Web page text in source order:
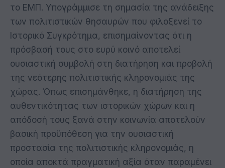
το ΕΜΠ. Υπογράμμισε τη σημασία της ανάδειξης
των πολιτιστικών θησαυρών που φιλοξενεί το
Ιστορικό Συγκρότημα, επισημαίνοντας ότι η
πρόσβασή τους στο ευρύ κοινό αποτελεί
ουσιαστική συμβολή στη διατήρηση και προβολή
της νεότερης πολιτιστικής κληρονομιάς της
χώρας. Όπως επισημάνθηκε, η διατήρηση της
αυθεντικότητας των ιστορικών χώρων και η
απόδοσή τους ξανά στην κοινωνία αποτελούν
βασική προϋπόθεση για την ουσιαστική
προστασία της πολιτιστικής κληρονομιάς, η
οποία αποκτά πραγματική αξία όταν παραμένει